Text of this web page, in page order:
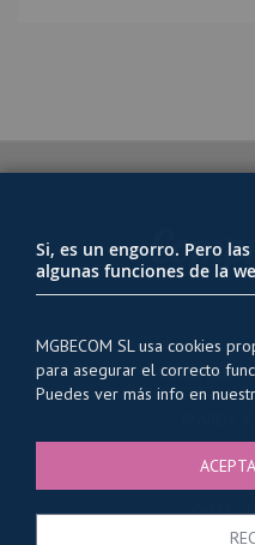
PRIVACIDAD
CONDICIONES
Si, es un engorro. Pero
algunas funciones de la
MGBECOM SL usa cookies
para asegurar el correcto
Puedes ver más info en